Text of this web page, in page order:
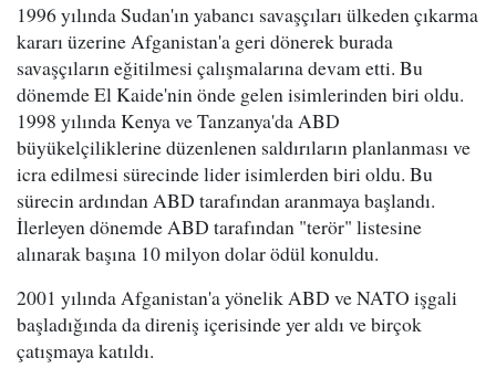
1996 yılında Sudan'ın yabancı savaşçıları ülkeden çıkarma
kararı üzerine Afganistan'a geri dönerek burada
savaşçıların eğitilmesi çalışmalarına devam etti. Bu
dönemde El Kaide'nin önde gelen isimlerinden biri oldu.
1998 yılında Kenya ve Tanzanya'da ABD
büyükelçiliklerine düzenlenen saldırıların planlanması ve
icra edilmesi sürecinde lider isimlerden biri oldu. Bu
sürecin ardından ABD tarafından aranmaya başlandı.
İlerleyen dönemde ABD tarafından "terör" listesine
alınarak başına 10 milyon dolar ödül konuldu.
2001 yılında Afganistan'a yönelik ABD ve NATO işgali
başladığında da direniş içerisinde yer aldı ve birçok
çatışmaya katıldı.